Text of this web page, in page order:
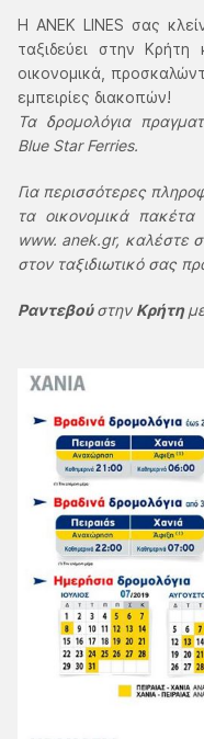
Η ΑΝΕΚ LINES σας
ταξιδεύει στην
οικονομικά,
εμπειρίες διακοπών!
Τα δρομολόγια
Blue Star Ferries.
Για περισσότερες
τα οικονομικά πακέτα
www. anek.gr, καλέστε
στον ταξιδιωτικό σας
Ραντεβούστην Κρήτη